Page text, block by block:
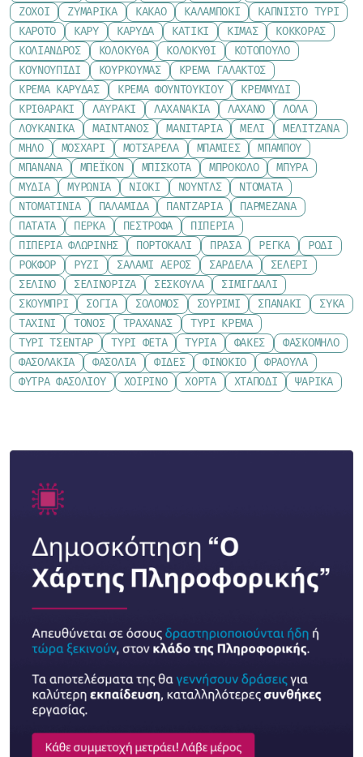
ΖΟΧΟΊ
ΖΥΜΑΡΙΚΆ ΚΑΚΆΟ ΚΑΛΑΜΠΌΚΙ
ΚΑΠΝΙΣΤΌ ΤΥΡΊ
ΚΑΡΌΤΟ
ΚΆΡΥ ΚΑΡΎΔΑ ΚΑΤΊΚΙ ΚΙΜΆΣ
ΚΌΚΚΟΡΑΣ
ΚΌΛΙΑΝΔΡΟΣ
ΚΟΛΟΚΎΘΑ ΚΟΛΟΚΎΘΙ
ΚΟΤΌΠΟΥΛΟ
ΚΟΥΝΟΥΠΊΔΙ
ΚΟΥΡΚΟΥΜΆΣ
ΚΡΈΜΑ ΓΆΛΑΚΤΟΣ
ΚΡΈΜΑ ΚΑΡΎΔΑΣ
ΚΡΈΜΑ ΦΟΥΝΤΟΥΚΙΟΎ
ΚΡΕΜΜΎΔΙ
ΚΡΙΘΑΡΆΚΙ
ΛΑΥΡΆΚΙ ΛΑΧΑΝΆΚΙΑ ΛΆΧΑΝΟ
ΛΌΛΑ
ΛΟΥΚΆΝΙΚΑ
ΜΑΙΝΤΑΝΌΣ ΜΑΝΙΤΆΡΙΑ ΜΈΛΙ
ΜΕΛΙΤΖΆΝΑ
ΜΉΛΟ
ΜΟΣΧΆΡΙ ΜΟΤΣΑΡΈΛΑ ΜΠΆΜΙΕΣ
ΜΠΑΜΠΟΎ
ΜΠΑΝΆΝΑ
ΜΠΈΙΚΟΝ ΜΠΙΣΚΌΤΑ ΜΠΡΌΚΟΛΟ
ΜΠΎΡΑ
ΜΎΔΙΑ
ΜΥΡΏΝΙΑ ΝΙΌΚΙ ΝΟΎΝΤΛΣ
ΝΤΟΜΆΤΑ
ΝΤΟΜΑΤΊΝΙΑ
ΠΑΛΑΜΊΔΑ ΠΑΝΤΖΆΡΙΑ
ΠΑΡΜΕΖΆΝΑ
ΠΑΤΆΤΑ
ΠΈΡΚΑ ΠΈΣΤΡΟΦΑ
ΠΙΠΕΡΙΆ
ΠΙΠΕΡΙΆ ΦΛΩΡΊΝΗΣ
ΠΟΡΤΟΚΆΛΙ ΠΡΆΣΑ ΡΈΓΚΑ
ΡΌΔΙ
ΡΟΚΦΌΡ
ΡΎΖΙ ΣΑΛΆΜΙ ΑΈΡΟΣ ΣΑΡΔΈΛΑ
ΣΈΛΕΡΙ
ΣΈΛΙΝΟ
ΣΕΛΙΝΌΡΙΖΑ ΣΈΣΚΟΥΛΑ
ΣΙΜΙΓΔΆΛΙ
ΣΚΟΥΜΠΡΊ
ΣΌΓΙΑ ΣΟΛΟΜΌΣ ΣΟΥΡΊΜΙ ΣΠΑΝΆΚΙ
ΣΎΚΑ
ΤΑΧΊΝΙ
ΤΌΝΟΣ ΤΡΑΧΑΝΆΣ
ΤΥΡΊ ΚΡΈΜΑ
ΤΥΡΊ ΤΣΈΝΤΑΡ
ΤΥΡΊ ΦΈΤΑ ΤΥΡΙΆ ΦΑΚΈΣ
ΦΑΣΚΌΜΗΛΟ
ΦΑΣΟΛΆΚΙΑ
ΦΑΣΌΛΙΑ ΦΙΔΈΣ ΦΙΝΌΚΙΟ
ΦΡΆΟΥΛΑ
ΦΎΤΡΑ ΦΑΣΟΛΙΟΎ
ΧΟΙΡΙΝΌ ΧΌΡΤΑ ΧΤΑΠΌΔΙ ΨΑΡΙΚΆ